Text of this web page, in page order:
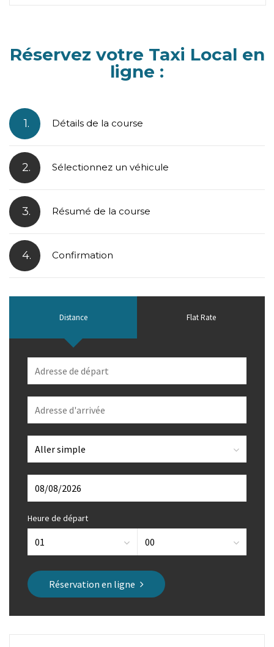
Réservez votre Taxi Local en
ligne :
1. Détails de la course
2. Sélectionnez un véhicule
3. Résumé de la course
4. Confirmation
Distance Flat Rate
Heure de départ
Réservation en ligne